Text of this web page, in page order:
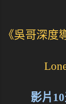
《吳哥深
影片